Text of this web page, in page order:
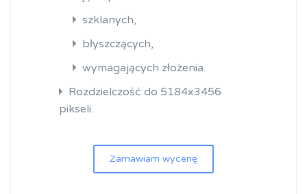
szklanych,
błyszczących,
wymagających złożenia.
Rozdzielczość do 5184x3456
pikseli.
Zamawiam wycenę